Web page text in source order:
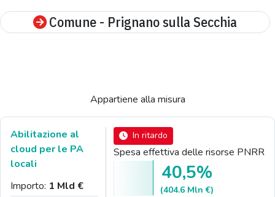
Comune - Prignano sulla Secchia
Appartiene alla misura
Abilitazione al
cloud per le PA
locali
Importo: 1 Mld €
In ritardo
Spesa effettiva delle risorse PNRR
40,5%
(404.6 Mln €)